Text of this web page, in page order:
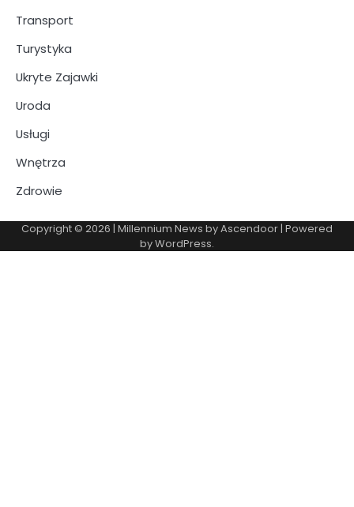
Transport
Turystyka
Ukryte Zajawki
Uroda
Usługi
Wnętrza
Zdrowie
Copyright © 2026 | Millennium News byAscendoor| Powered
byWordPress.